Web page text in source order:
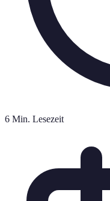
6 Min. Lesezeit